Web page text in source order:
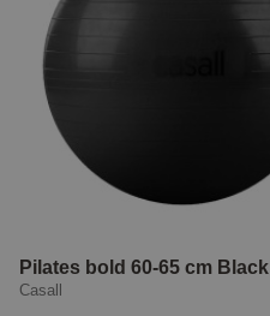
Pilates bold 60-65 cm Black
Casall